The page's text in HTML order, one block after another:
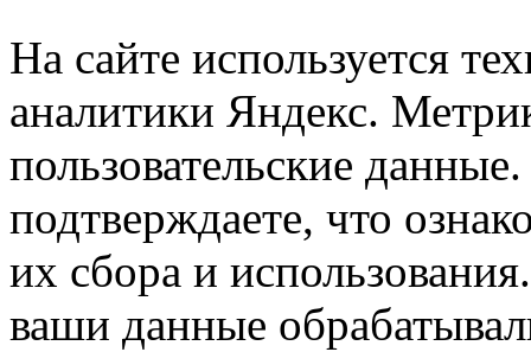
На сайте используется
аналитики Яндекс.
пользовательские
подтверждаете, что
их сбора и
ваши данные